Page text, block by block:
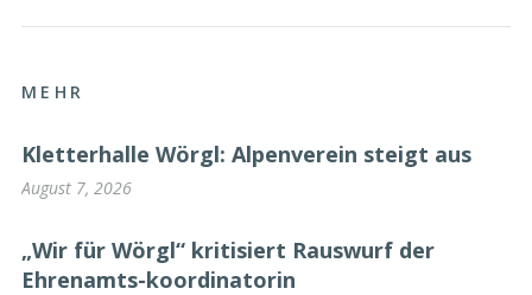
MEHR
Kletterhalle Wörgl: Alpenverein steigt aus
August 7, 2026
„Wir für Wörgl“ kritisiert Rauswurf der
Ehrenamts-koordinatorin